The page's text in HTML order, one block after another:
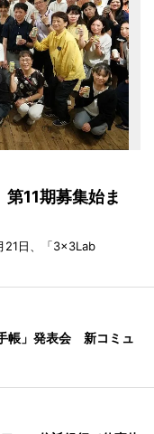
11期募集始ま
21日、「3×3Lab
帳」発表会 新コミュ